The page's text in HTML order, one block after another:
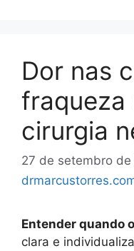
Dor nas
fraqueza
cirurgia
27 de setembro de
Entender quando
clara e